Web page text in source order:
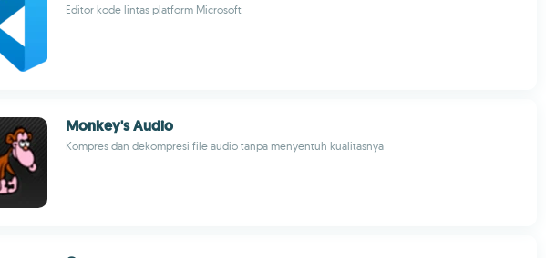
Editor kode lintas platform Microsoft
Monkey's Audio
Kompres dan dekompresi file audio tanpa menyentuh kualitasnya